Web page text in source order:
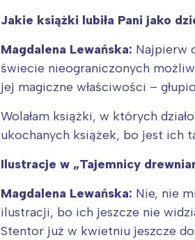
Jakie książki lubiła Pani jako
Magdalena Lewańska: Najpierw
świecie nieograniczonych
jej magiczne właściwości –
Wolałam książki, w których
ukochanych książek, bo jest ich
Ilustracje w „Tajemnicy
Magdalena Lewańska: Nie, nie
ilustracji, bo ich jeszcze nie
Stentor już w kwietniu jeszcze do